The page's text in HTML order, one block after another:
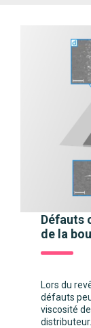
Défauts
de la
Lors du
défauts
viscosité
distributeur.